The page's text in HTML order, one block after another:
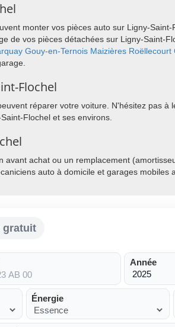
monter vos pièces auto sur Ligny-
de vos pièces détachées sur Ligny-Saint-
Gouy-en-Ternois Maizières Roëllecourt
Flochel
réparer votre voiture. N'hésitez pas à
Flochel et ses environs.
achat ou un remplacement
auto à domicile et garages mobiles
gratuit
Année
Énergie